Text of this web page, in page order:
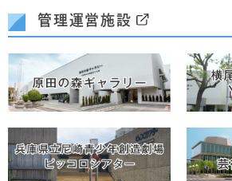
管理運営施設